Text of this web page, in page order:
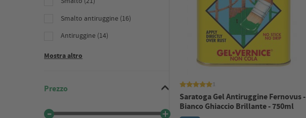
Smalto antiruggine (16)
Antiruggine (14)
Mostra altro
Prezzo 1
Saratoga Gel Antiruggine Fernovus -
Bianco Ghiaccio Brillante - 750ml